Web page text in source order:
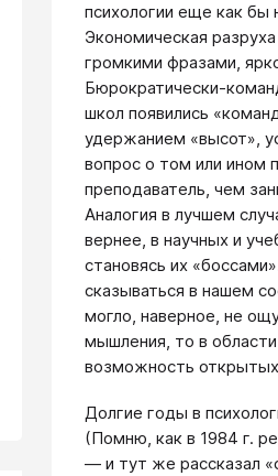
психологии еще как бы
Экономическая
громкими фразами,
Бюрократически-
школ появились
удержанием «высот»,
вопрос о том или ином
преподаватель, чем
Аналогия в лучшем
вернее, в научных и
становясь их
сказываться в нашем
могло, наверное, не
мышления, то в
возможность открытых
Долгие годы в
(Помню, как в 1984 г.
— и тут же рассказал